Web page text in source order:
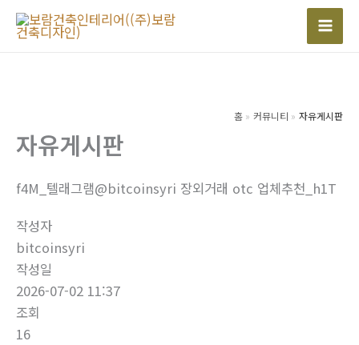
Main
홈 커뮤니티 자유게시판
자유게시판
f4M_텔래그램@bitcoinsyri 장외거래 otc 업체추천_h1T
작성자
bitcoinsyri
작성일
2026-07-02 11:37
조회
16